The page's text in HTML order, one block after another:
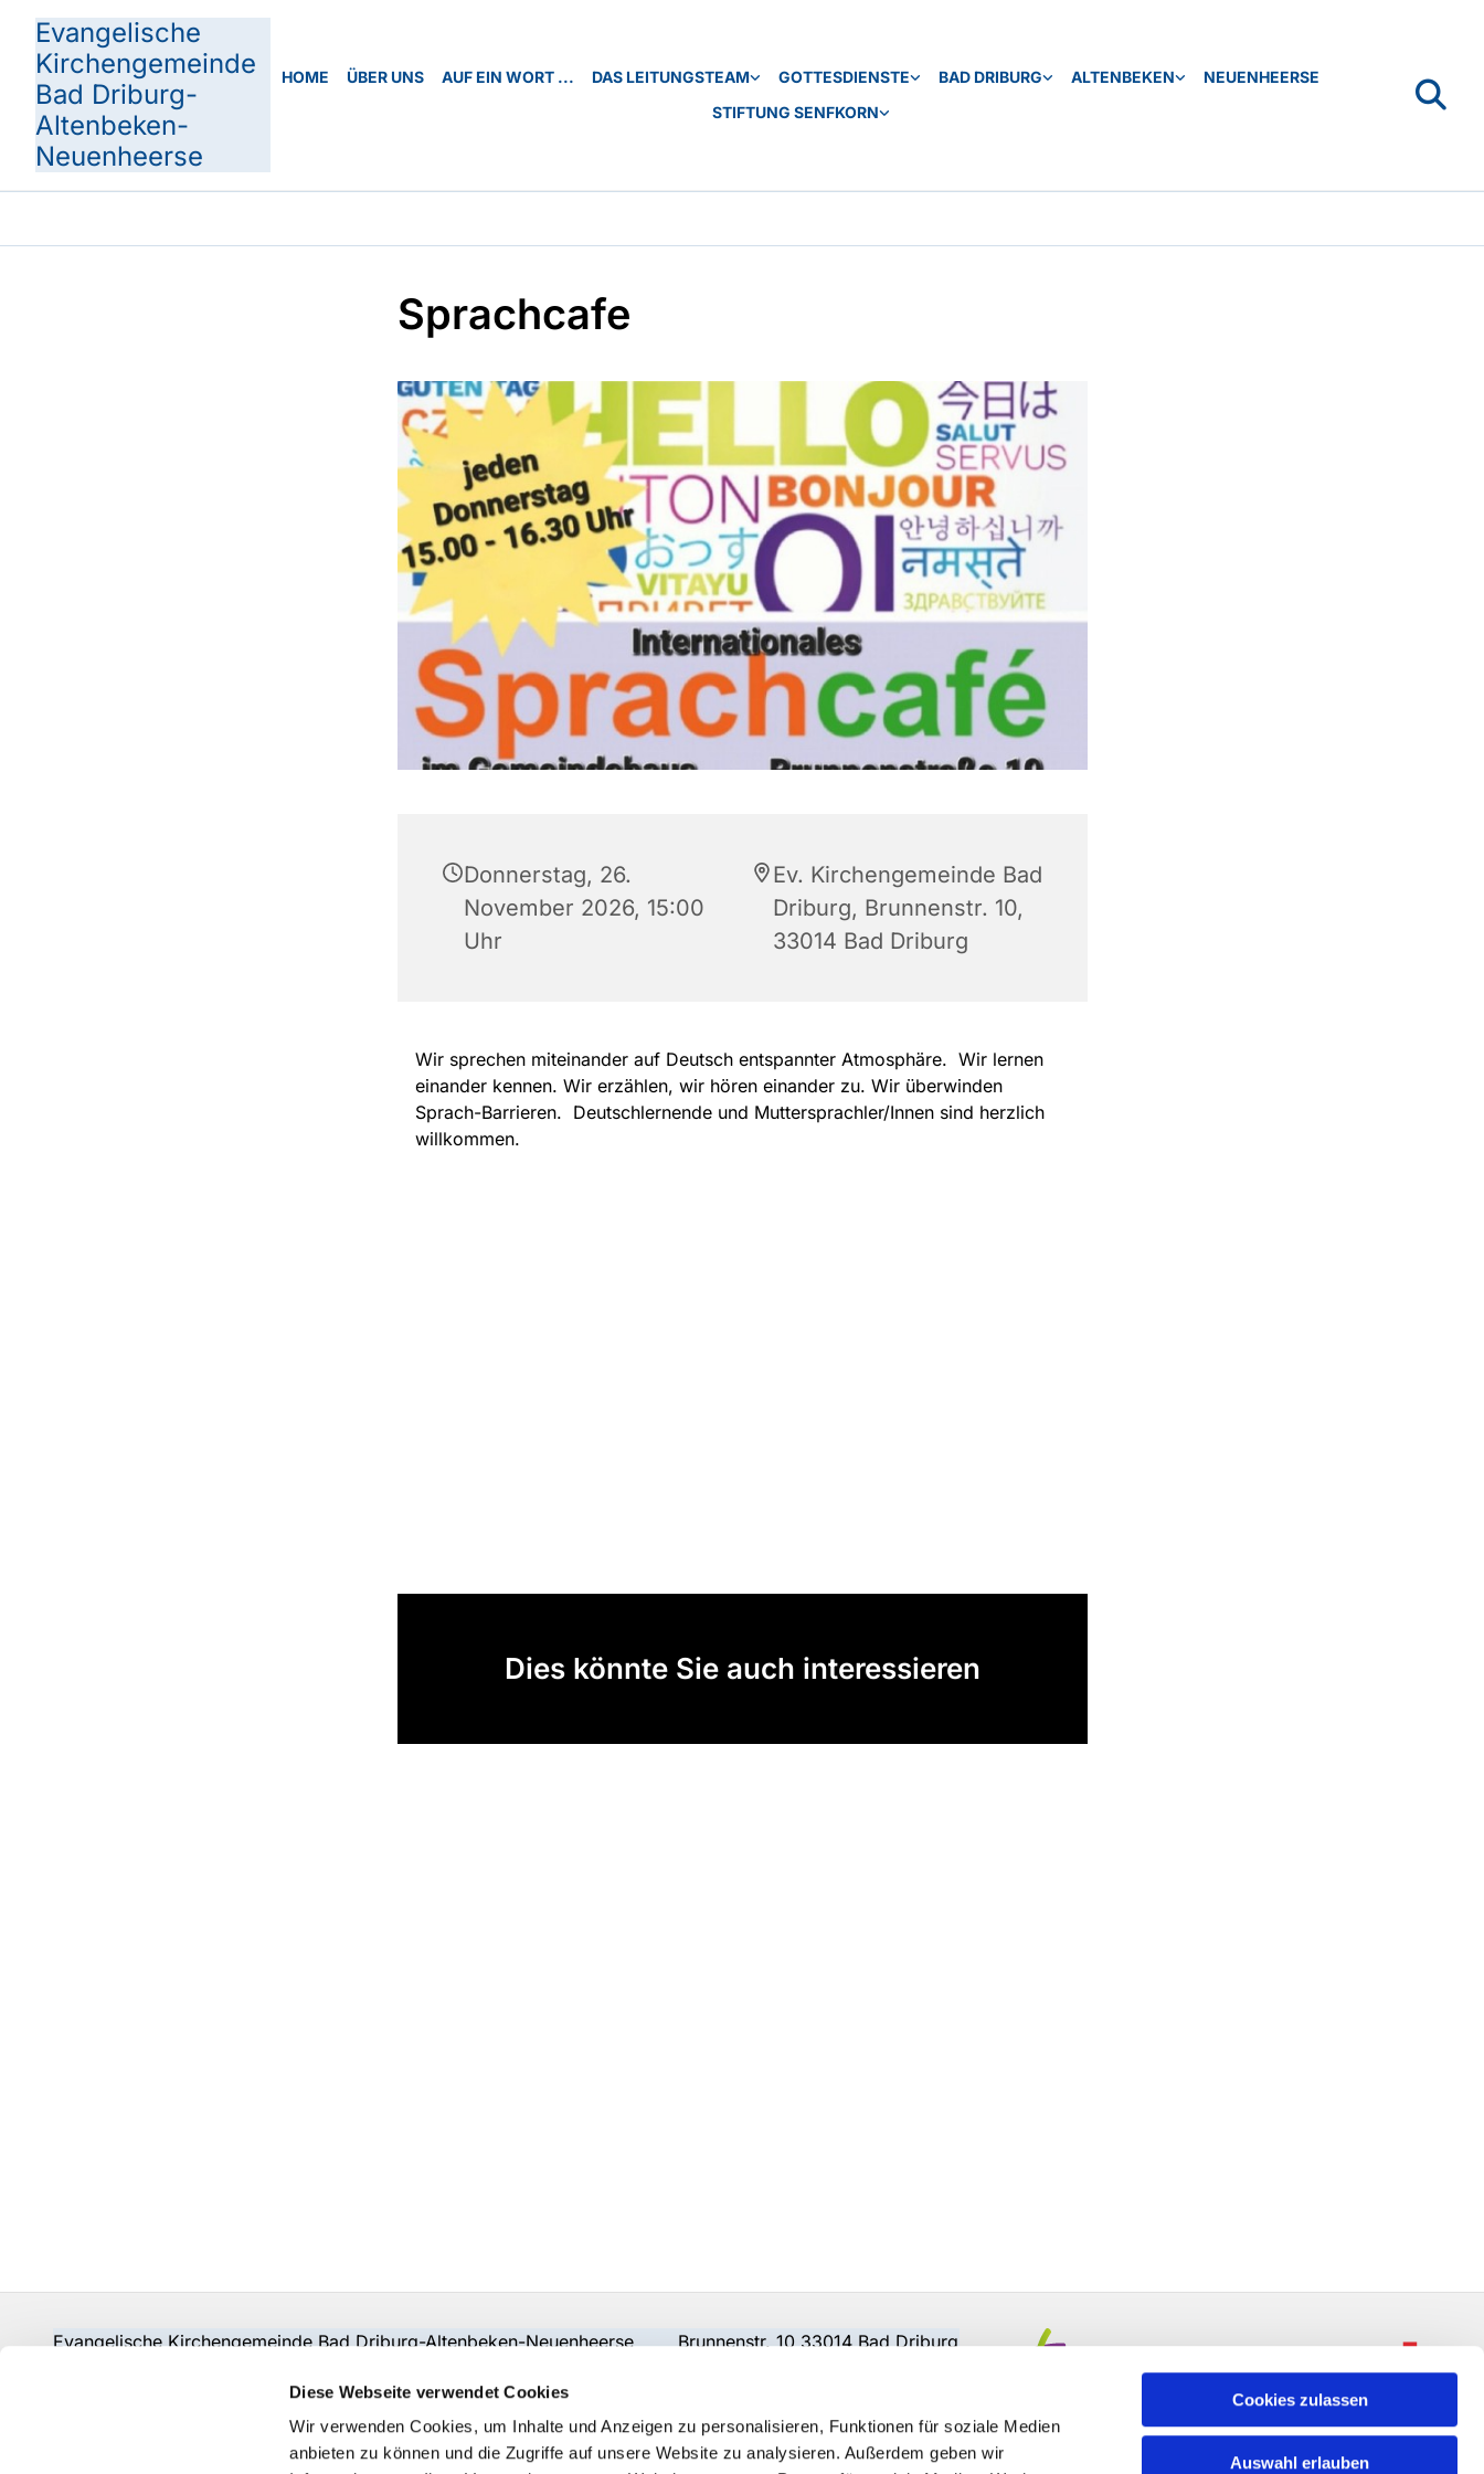
Diese Webseite verwendet Cookies
Wir verwenden Cookies, um Inhalte und Anzeigen zu personalisieren, Funktionen für soziale Medien
anbieten zu können und die Zugriffe auf unsere Website zu analysieren. Außerdem geben wir
Cookies zulassen
Auswahl erlauben
Evangelische
Kirchengemeinde
Bad Driburg-
Altenbeken-
Neuenheerse
HOME ÜBER UNS AUF EIN WORT ... DAS LEITUNGSTEAM GOTTESDIENSTE BAD DRIBURG ALTENBEKEN
NEUENHEERSE
STIFTUNG SENFKORN
Sprachcafe
Donnerstag, 26.
November 2026, 15:00
Uhr
Ev. Kirchengemeinde Bad
Driburg, Brunnenstr. 10,
33014 Bad Driburg
Wir sprechen miteinander auf Deutsch entspannter Atmosphäre. Wir lernen
einander kennen. Wir erzählen, wir hören einander zu. Wir überwinden
Sprach-Barrieren. Deutschlernende und Muttersprachler/Innen sind herzlich
willkommen.
Dies könnte Sie auch interessieren
Evangelische Kirchengemeinde Bad Driburg-Altenbeken-Neuenheerse Brunnenstr. 10 33014 Bad Driburg